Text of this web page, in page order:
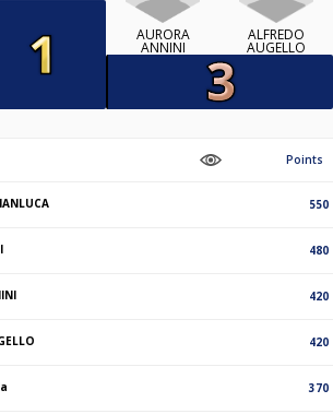
AURORA
ANNINI
ALFREDO
AUGELLO
Points
550
480
420
420
370